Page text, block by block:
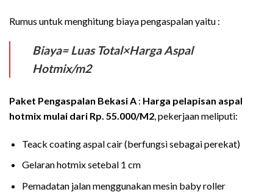
Rumus untuk menghitung biaya pengaspalan yaitu :
Biaya= Luas Total×Harga Aspal
Hotmix/m2
Paket Pengaspalan BekasiA : Harga pelapisan aspal
hotmix mulai dari Rp. 55.000/M2, pekerjaan meliputi:
Teack coating aspal cair (berfungsi sebagai perekat)
Gelaran hotmix setebal 1 cm
Pemadatan jalan menggunakan mesin baby roller